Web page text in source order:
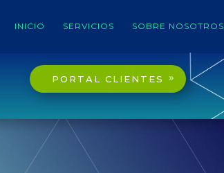
INICIO SERVICIOS SOBRE NOSOTROS
PORTAL CLIENTES